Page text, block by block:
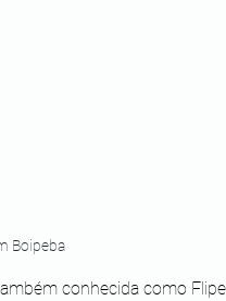
Boipeba
conhecida como